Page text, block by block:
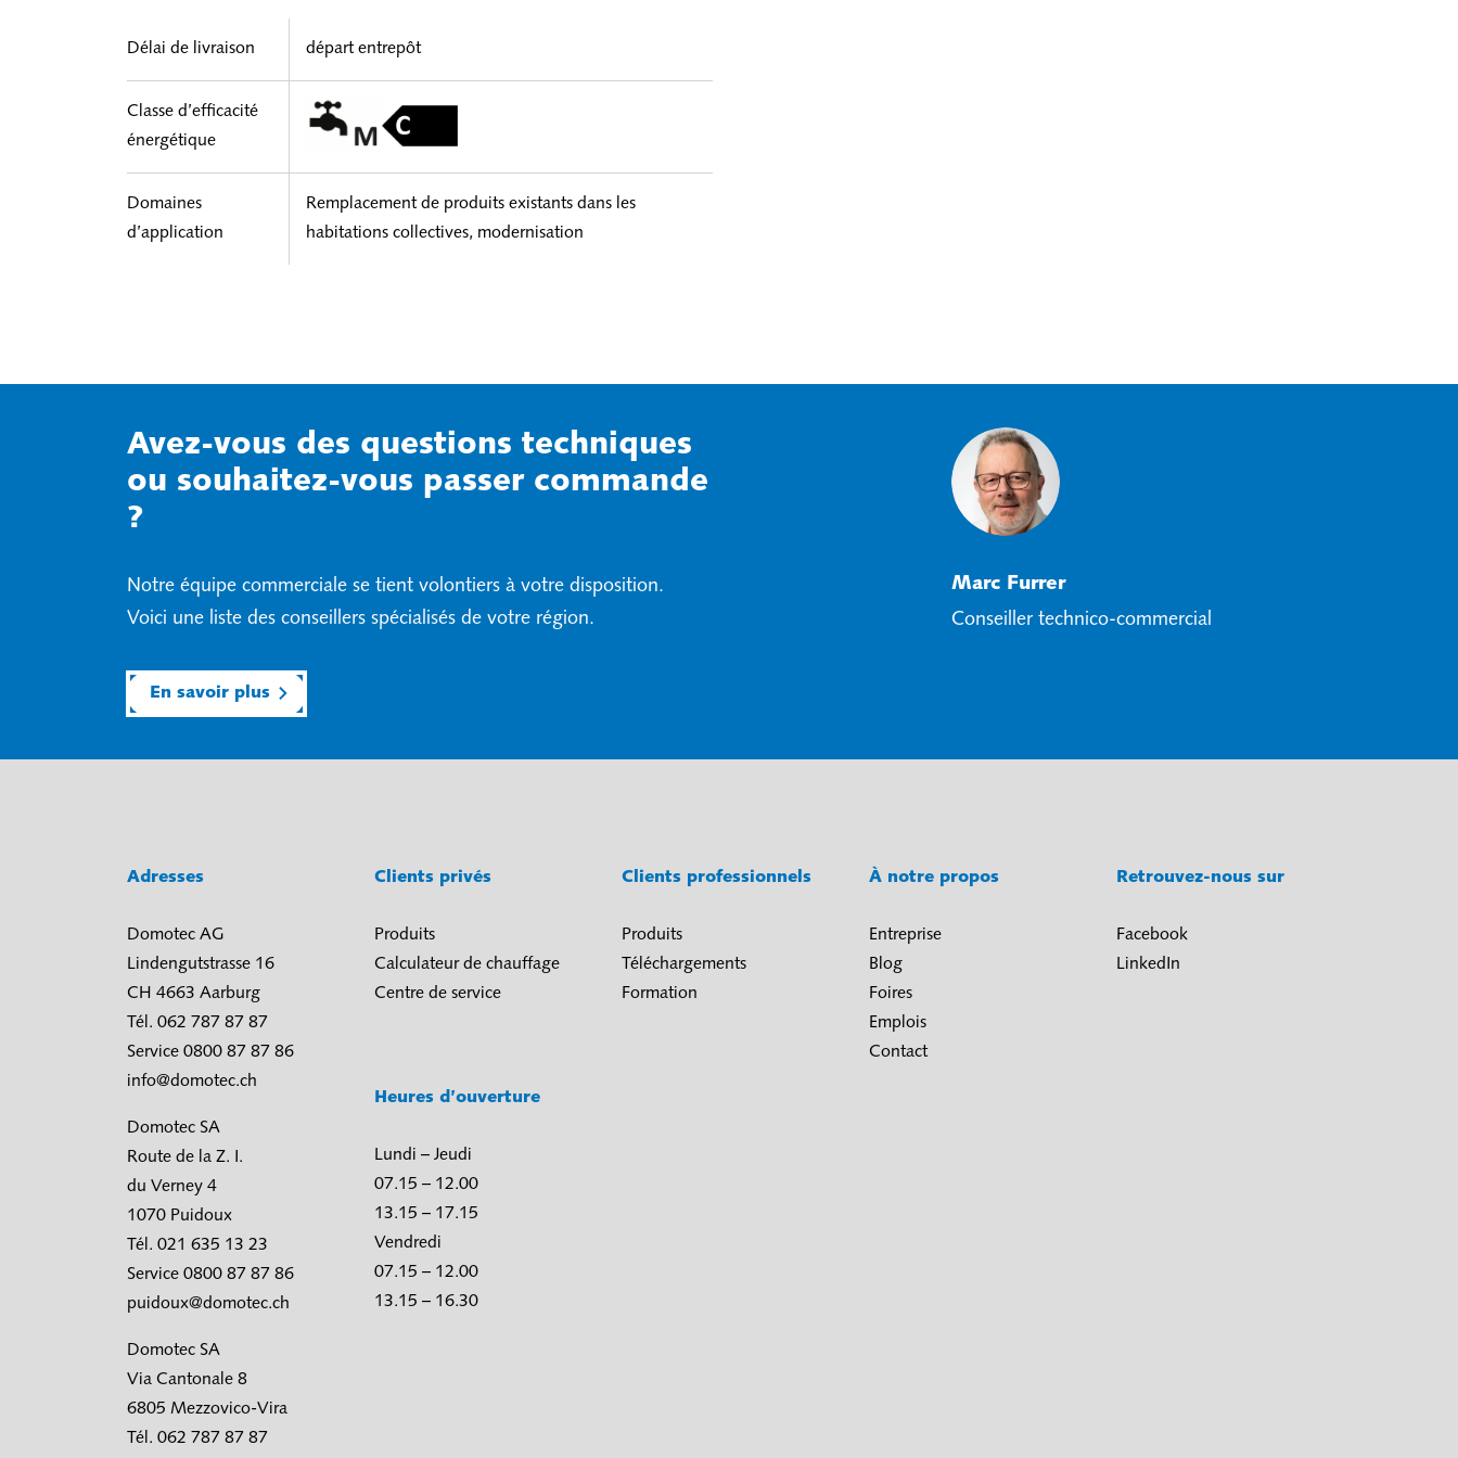
Délai de livraison départ entrepôt
Classe d’efficacité
énergétique
Domaines
d’application
Remplacement de produits existants dans les
habitations collectives, modernisation
Avez-vous des questions techniques
ou souhaitez-vous passer commande
?
Notre équipe commerciale se tient volontiers à votre disposition.
Voici une liste des conseillers spécialisés de votre région.
En savoir plus
Marc Furrer
Conseiller technico-commercial
Adresses
Domotec AG
Lindengutstrasse 16
CH 4663 Aarburg
Tél. 062 787 87 87
Service 0800 87 87 86
info@domotec.ch
Domotec SA
Route de la Z. I.
du Verney 4
1070 Puidoux
Tél. 021 635 13 23
Service 0800 87 87 86
puidoux@domotec.ch
Domotec SA
Via Cantonale 8
6805 Mezzovico-Vira
Tél. 062 787 87 87
Clients privés
Produits
Calculateur de chauffage
Centre de service
Heures d’ouverture
Lundi – Jeudi
07.15 – 12.00
13.15 – 17.15
Vendredi
07.15 – 12.00
13.15 – 16.30
Clients professionnels
Produits
Téléchargements
Formation
À notre propos
Entreprise
Blog
Foires
Emplois
Contact
Retrouvez-nous sur
Facebook
LinkedIn